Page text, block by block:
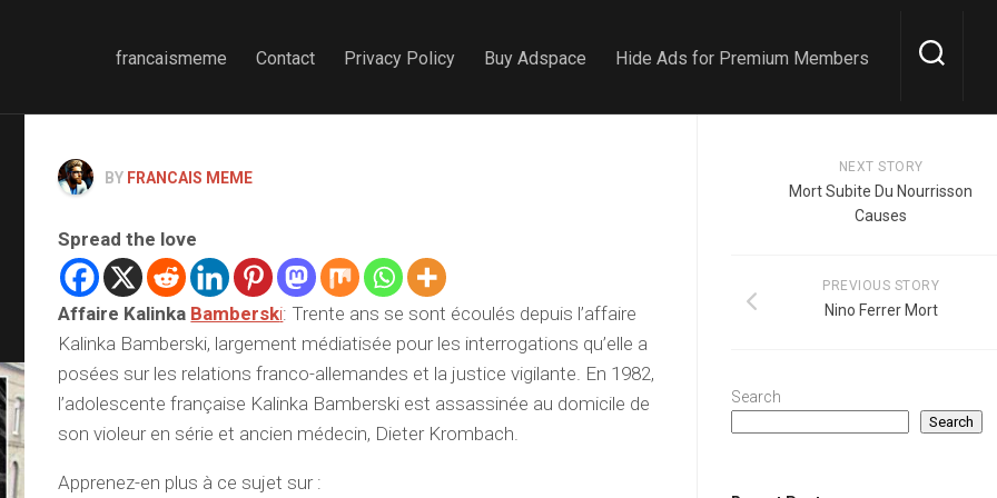
francaismeme Contact Privacy Policy Buy Adspace Hide Ads for Premium Members
BY FRANCAIS MEME
Spread the love
Affaire Kalinka Bamberski: Trente ans se sont écoulés depuis l’affaire
Kalinka Bamberski, largement médiatisée pour les interrogations qu’elle a
posées sur les relations franco-allemandes et la justice vigilante. En 1982,
l’adolescente française Kalinka Bamberski est assassinée au domicile de
son violeur en série et ancien médecin, Dieter Krombach.
Apprenez-en plus à ce sujet sur :
NEXT STORY
Mort Subite Du Nourrisson
Causes
PREVIOUS STORY
Nino Ferrer Mort
Search
Search